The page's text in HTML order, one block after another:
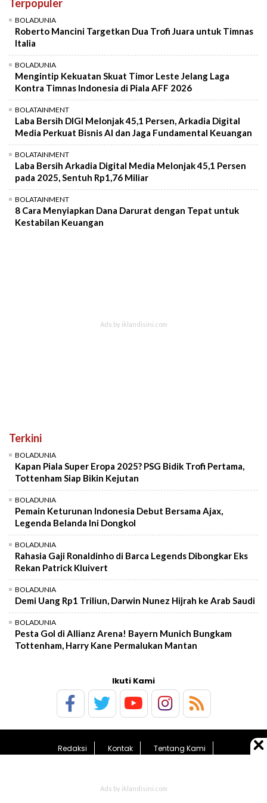
Terpopuler
BOLADUNIA
Roberto Mancini Targetkan Dua Trofi Juara untuk Timnas
Italia
BOLADUNIA
Mengintip Kekuatan Skuat Timor Leste Jelang Laga
Kontra Timnas Indonesia di Piala AFF 2026
BOLATAINMENT
Laba Bersih DIGI Melonjak 45,1 Persen, Arkadia Digital
Media Perkuat Bisnis AI dan Jaga Fundamental Keuangan
BOLATAINMENT
Laba Bersih Arkadia Digital Media Melonjak 45,1 Persen
pada 2025, Sentuh Rp1,76 Miliar
BOLATAINMENT
8 Cara Menyiapkan Dana Darurat dengan Tepat untuk
Kestabilan Keuangan
Terkini
BOLADUNIA
Kapan Piala Super Eropa 2025? PSG Bidik Trofi Pertama,
Tottenham Siap Bikin Kejutan
BOLADUNIA
Pemain Keturunan Indonesia Debut Bersama Ajax,
Legenda Belanda Ini Dongkol
BOLADUNIA
Rahasia Gaji Ronaldinho di Barca Legends Dibongkar Eks
Rekan Patrick Kluivert
BOLADUNIA
Demi Uang Rp1 Triliun, Darwin Nunez Hijrah ke Arab Saudi
BOLADUNIA
Pesta Gol di Allianz Arena! Bayern Munich Bungkam
Tottenham, Harry Kane Permalukan Mantan
Ikuti Kami
Redaksi Kontak
Tentang Kami